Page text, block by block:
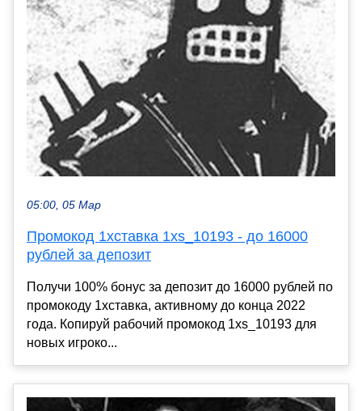
05:00, 05 Мар
Промокод 1хставка 1xs_10193 - до 16000
рублей за депозит
Получи 100% бонус за депозит до 16000 рублей по
промокоду 1хставка, активному до конца 2022
года. Копируй рабочий промокод 1xs_10193 для
новых игроко...